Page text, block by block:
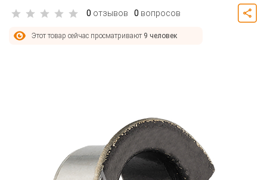
0 отзывов 0 вопросов
Этот товар сейчас просматривают 9 человек